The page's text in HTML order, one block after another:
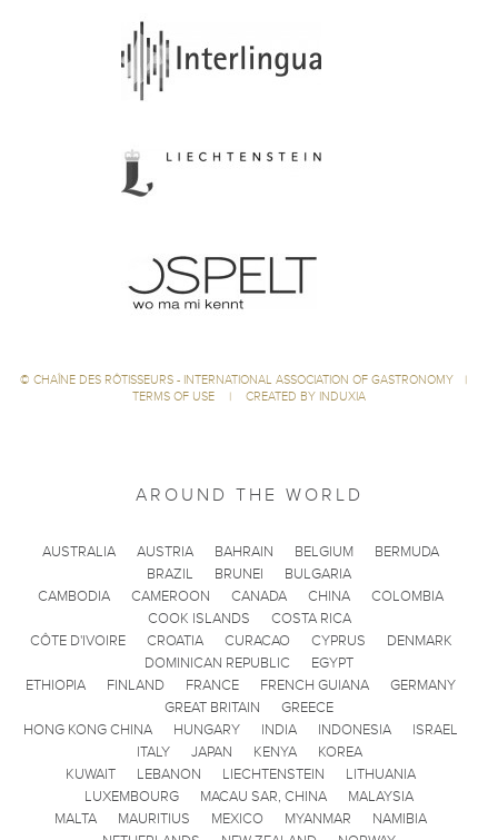
© CHAÎNE DES RÔTISSEURS - INTERNATIONAL ASSOCIATION OF GASTRONOMY
|
TERMS OF USE
| CREATED BY INDUXIA
AROUND THE WORLD
AUSTRALIA AUSTRIA BAHRAIN BELGIUM
BERMUDA
BRAZIL
BRUNEI
BULGARIA
CAMBODIA
CAMEROON CANADA CHINA
COLOMBIA
COOK ISLANDS
COSTA RICA
CÔTE D'IVOIRE
CROATIA CURACAO CYPRUS
DENMARK
DOMINICAN REPUBLIC
EGYPT
ETHIOPIA
FINLAND FRANCE FRENCH GUIANA
GERMANY
GREAT BRITAIN
GREECE
HONG KONG CHINA
HUNGARY INDIA INDONESIA
ISRAEL
ITALY
JAPAN KENYA
KOREA
KUWAIT
LEBANON LIECHTENSTEIN
LITHUANIA
LUXEMBOURG
MACAU SAR, CHINA
MALAYSIA
MALTA
MAURITIUS MEXICO MYANMAR
NAMIBIA